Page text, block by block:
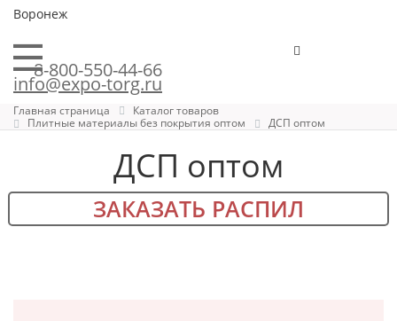
Воронеж
8-800-550-44-66
info@expo-torg.ru
Главная страница
Каталог товаров
Плитные материалы без покрытия оптом
ДСП оптом
ДСП оптом
ЗАКАЗАТЬ РАСПИЛ